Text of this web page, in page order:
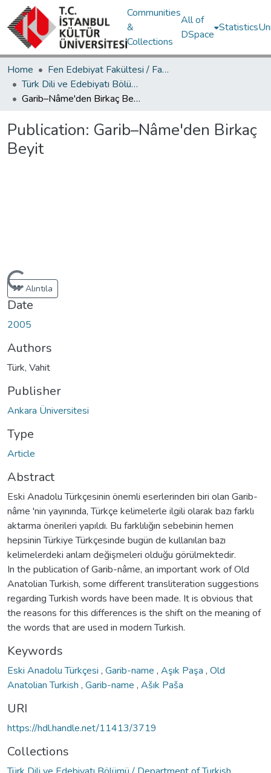
Communities
&
Collections
All of
DSpace
Statistics
Home
Fen Edebiyat Fakültesi / Faculty of Letters and Sciences
Türk Dili ve Edebiyatı Bölümü / Department of Turkish Language and Literature
Garib–Nâme'den Birkaç Beyit
Publication: Garib–Nâme'den Birkaç
Beyit
Alıntıla
Date
2005
Authors
Türk, Vahit
Publisher
Ankara Üniversitesi
Type
Article
Abstract
Eski Anadolu Türkçesinin önemli eserlerinden biri olan Garib-
nâme 'nin yayınında, Türkçe kelimelerle ilgili olarak bazı farklı
aktarma önerileri yapıldı. Bu farklılığın sebebinin hemen
hepsinin Türkiye Türkçesinde bugün de kullanılan bazı
kelimelerdeki anlam değişmeleri olduğu görülmektedir.
In the publication of Garib-nâme, an important work of Old
Anatolian Turkish, some different transliteration suggestions
regarding Turkish words have been made. It is obvious that
the reasons for this differences is the shift on the meaning of
the words that are used in modern Turkish.
Keywords
Eski Anadolu Türkçesi , Garib-name , Aşık Paşa , Old
Anatolian Turkish , Garib-name , Ašık Paša
URI
https://hdl.handle.net/11413/3719
Collections